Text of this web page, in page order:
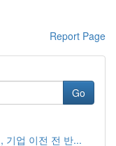
Report Page
Go
기업 이전 전 반...